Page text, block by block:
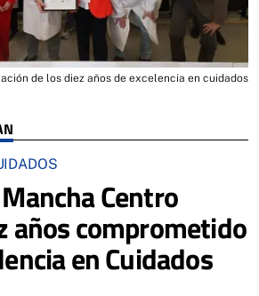
Centro
años comprometido
en Cuidados
de los diez años de excelencia en cuidados